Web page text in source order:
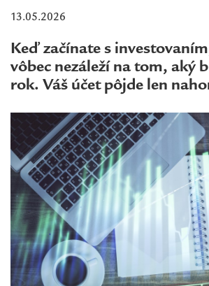
13.05.2026
Keď začínate s
vôbec nezáleží na tom, aký
rok. Váš účet pôjde len